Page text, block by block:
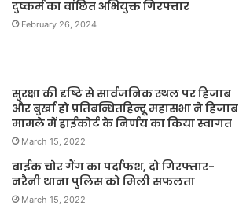
दुष्कर्म का वांछित अभियुक्त गिरफ्तार
February 26, 2024
सुरक्षा की दृष्टि से सार्वजनिक स्थल पर हिजाब
और बुर्खा हो प्रतिबन्धितहिन्दू महासभा ने हिजाब
मामले में हाईकोर्ट के निर्णय का किया स्वागत
March 15, 2022
बाईक चोर गैंग का पर्दाफश, दो गिरफ्तार-
नरैनी थाना पुलिस को मिली सफलता
March 15, 2022